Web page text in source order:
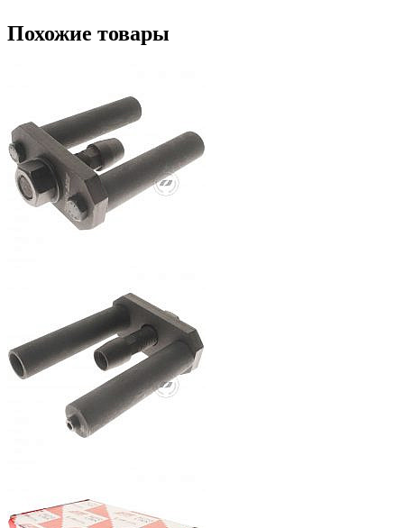
Похожие товары